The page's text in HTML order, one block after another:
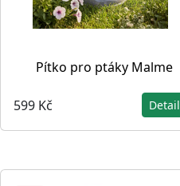
Pítko pro ptáky Malme
599 Kč Detail